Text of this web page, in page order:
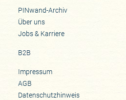
PINwand-Archiv
Über uns
Jobs & Karriere
B2B
Impressum
AGB
Datenschutzhinweis